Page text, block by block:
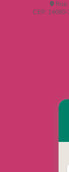
Rua
CEP: 14080-